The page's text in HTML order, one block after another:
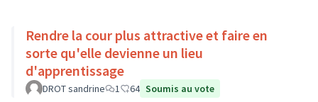
Rendre la cour plus attractive et faire en
sorte qu'elle devienne un lieu
d'apprentissage
DROT sandrine 1 64 Soumis au vote